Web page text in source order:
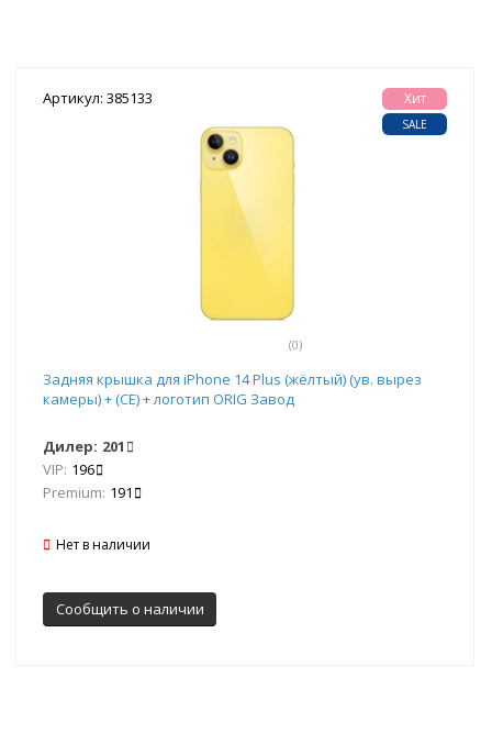
Артикул: 385133
(0)
Хит
SALE
Задняя крышка для iPhone 14 Plus (жёлтый) (ув. вырез
камеры) + (СЕ) + логотип ORIG Завод
Дилер: 201
VIP: 196
Premium: 191
Нет в наличии
Сообщить о наличии